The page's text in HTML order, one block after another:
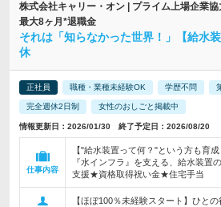
株式会社キャリー・オン | プライム上場企業
最大8ヶ月*退職金
それは「知らなかった世界！」【給水
休
正社員 職種・業種未経験OK 学歴不問
完全週休2日制 女性のおしごと掲載中
情報更新日：2026/01/30 終了予定日：2026/08/20
仕事内容
【"給水装置って何？"という方も育
『水インフラ』を支える、給水装置
支援★資格取得祝い金★住宅手当
【ほぼ100％未経験スタート】ひと